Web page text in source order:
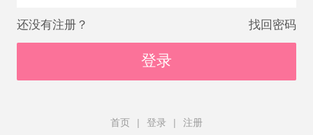
还没有注册？ 找回密码
登录
首页 | 登录 |
注册